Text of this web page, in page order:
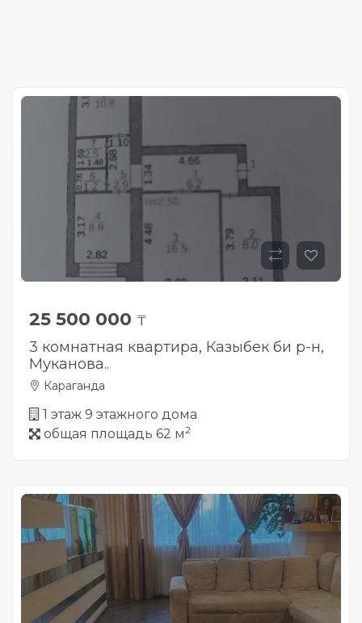
25 500 000 ₸
3 комнатная квартира, Казыбек би р-н,
Муканова..
Караганда
1 этаж 9 этажного дома
общая площадь 62 м2